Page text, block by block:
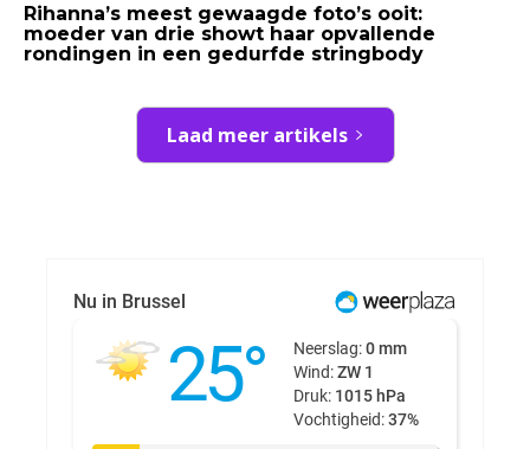
Rihanna’s meest gewaagde foto’s ooit:
moeder van drie showt haar opvallende
rondingen in een gedurfde stringbody
Laad meer artikels